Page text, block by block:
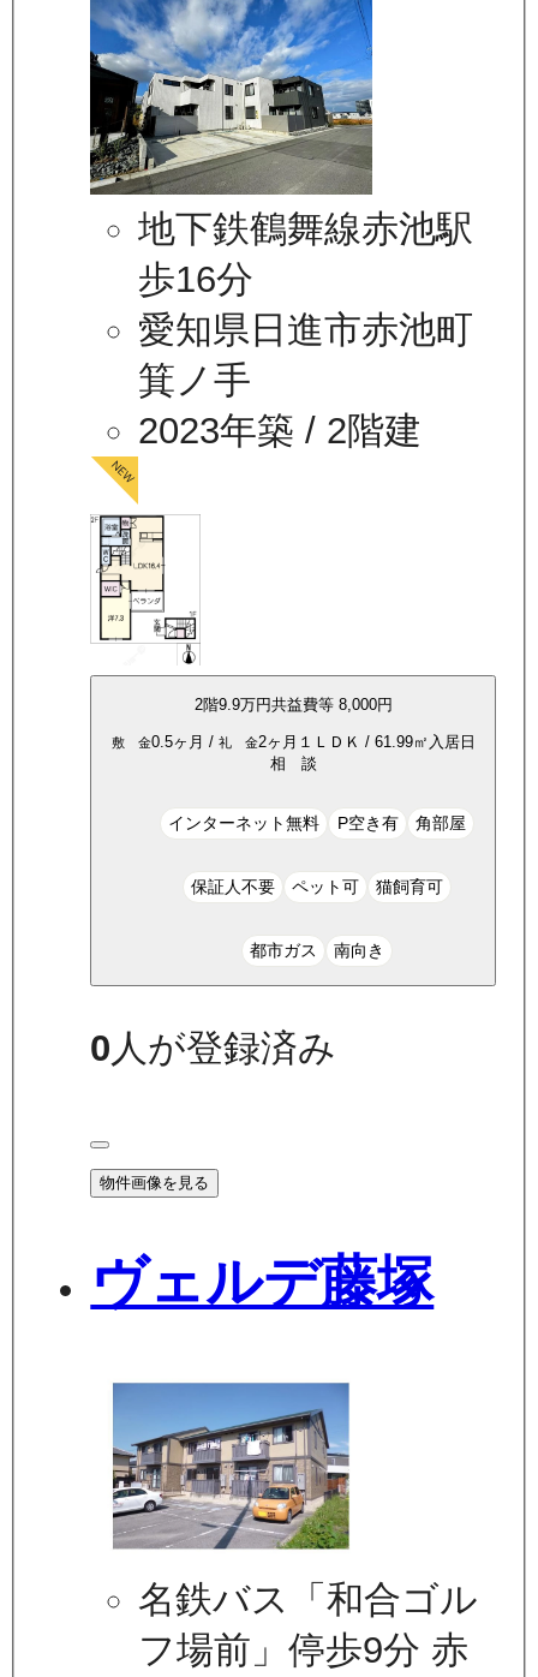
地下鉄鶴舞線赤池駅
歩16分
愛知県日進市赤池町
箕ノ手
2023年築 / 2階建
2階9.9万円共益費等 8,000円
敷 金0.5ヶ月 / 礼 金2ヶ月 １ＬＤＫ / 61.99㎡ 入居日
相 談
インターネット無料 P空き有 角部屋
保証人不要 ペット可 猫飼育可
都市ガス 南向き
0人が登録済み
物件画像を見る
ヴェルデ藤塚
名鉄バス「和合ゴル
フ場前」停歩9分 赤